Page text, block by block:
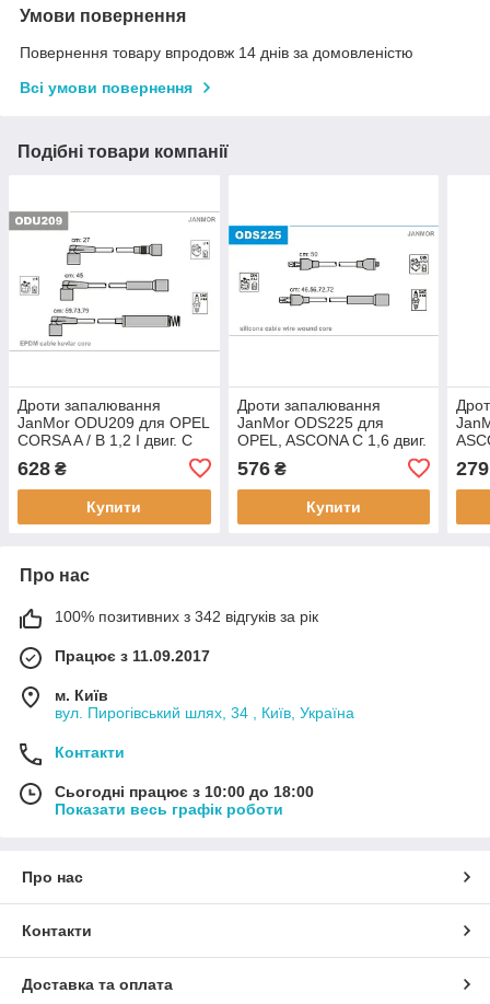
Умови повернення
Повернення товару впродовж 14 днів за домовленістю
Всі умови повернення
Подібні товари компанії
Дроти запалювання
JanMor ODU209 для OPEL
CORSA A / B 1,2 I двиг. C
двиг. 14 NV, 1,6 двиг. 16
SV, VAUXHALL,
628 ₴
Купити
Дроти запалювання
JanMor ODS225 для
OPEL, ASCONA C 1,6 двиг.
KADETT D 1,6 S двиг. 16
SH, 1,6 I двиг. E 16
576₴
Купити
A
10
279
Про нас
100% позитивних з 342 відгуків за рік
Працює з 11.09.2017
м. Київ
вул. Пирогівський шлях, 34 , Київ, Україна
Контакти
Сьогодні працює з 10:00 до 18:00
Показати весь графік роботи
Про нас
Контакти
Доставка та оплата